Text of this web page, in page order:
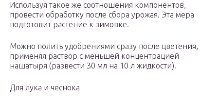
Используя такое же соотношения компонентов,
провести обработку после сбора урожая. Эта мера
подготовит растение к зимовке.
Можно полить удобрениями сразу после цветения,
применяя раствор с меньшей концентрацией
нашатыря (развести 30 мл на 10 л жидкости).
Для лука и чеснока